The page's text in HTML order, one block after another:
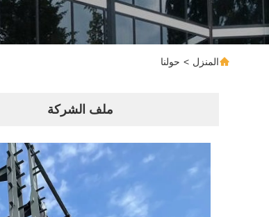
المنزل > حولنا
ملف الشركة